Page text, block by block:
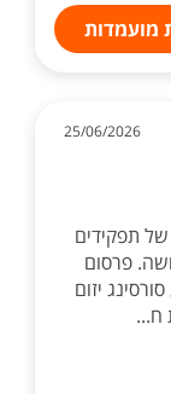
מועמדות
25/06/2026
של תפקידים
פרסום
יזום
ח...